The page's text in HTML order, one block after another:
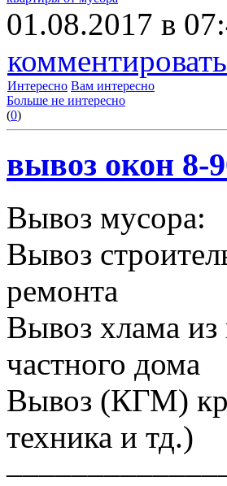
01.08.2017 в
комментировать
Интересно Вам интересно
Больше не интересно
(0)
вывоз окон 8-
Вывоз мусора:
Вывоз
ремонта
Вывоз хлама из
частного дома
Вывоз (КГМ)
техника и тд.)